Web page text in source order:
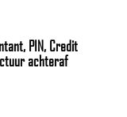
PIN, Credit
achteraf